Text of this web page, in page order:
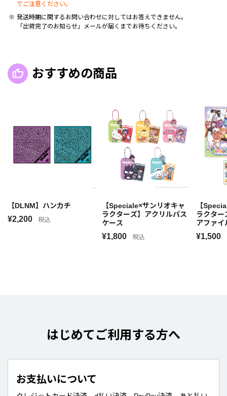
でご注意ください。
発送時期に関するお問い合わせに対してはお答えできません。
「出荷完了のお知らせ」メールが届くまでお待ちください。
おすすめの商品
【DLNM】ハンカチ
¥2,200 税込
【Speciale×サンリオキャ
ラクターズ】アクリルパス
ケース
¥1,800 税込
【
ラクター
アファイ
ット
¥1,500
はじめてご利用する方へ
お支払いについて